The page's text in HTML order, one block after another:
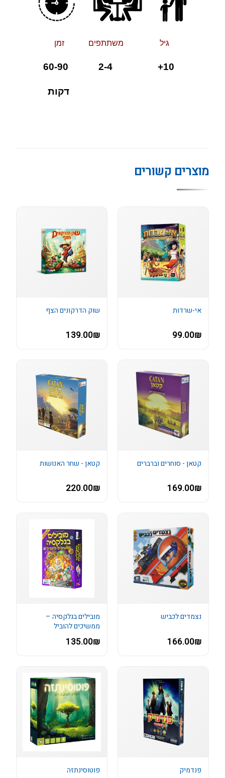
גיל משתתפים זמן
דקות
מוצרים קשורים
אי-שרדות
99.00₪
שוק הדרקונים הצף
139.00₪
קטאן - סוחרים וברברים
169.00₪
קטאן - שחר האנושות
220.00₪
נצמדים לכביש
166.00₪
מובילים בגלקסיה –
ממשיכים להוביל
135.00₪
פנדמיק פוטוסינתזה